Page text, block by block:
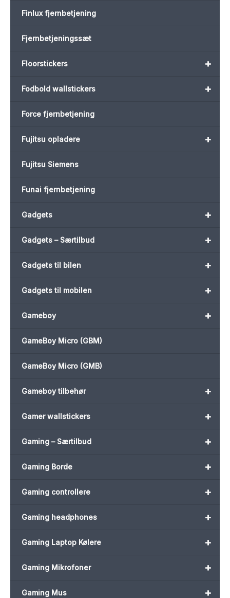
Finlux fjernbetjening
Fjernbetjeningssæt
+
Floorstickers
+
Fodbold wallstickers
Force fjernbetjening
+
Fujitsu opladere
Fujitsu Siemens
Funai fjernbetjening
+
Gadgets
+
Gadgets – Særtilbud
+
Gadgets til bilen
+
Gadgets til mobilen
+
Gameboy
GameBoy Micro (GBM)
GameBoy Micro (GMB)
+
Gameboy tilbehør
+
Gamer wallstickers
+
Gaming – Særtilbud
+
Gaming Borde
+
Gaming controllere
+
Gaming headphones
+
Gaming Laptop Kølere
+
Gaming Mikrofoner
+
Gaming Mus